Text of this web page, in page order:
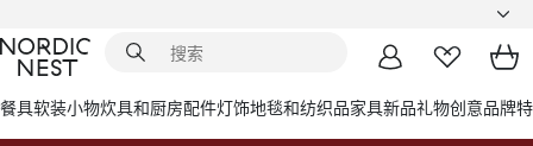
餐具软装小物炊具和厨房配件灯饰地毯和纺织品家具新品礼物创意品牌